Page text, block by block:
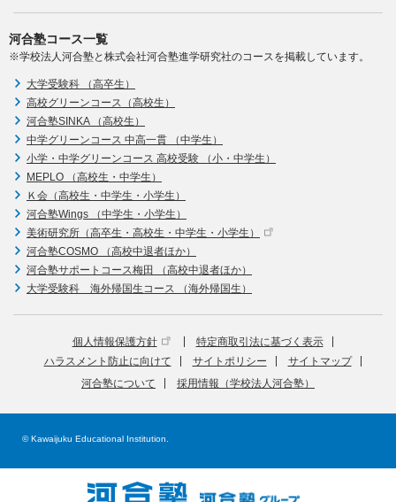
河合塾コース一覧
※学校法人河合塾と株式会社河合塾進学研究社のコースを掲載しています。
大学受験科 （高卒生）
高校グリーンコース（高校生）
河合塾SINKA （高校生）
中学グリーンコース 中高一貫 （中学生）
小学・中学グリーンコース 高校受験 （小・中学生）
MEPLO （高校生・中学生）
Ｋ会（高校生・中学生・小学生）
河合塾Wings （中学生・小学生）
美術研究所（高卒生・高校生・中学生・小学生）
河合塾COSMO （高校中退者ほか）
河合塾サポートコース梅田 （高校中退者ほか）
大学受験科 海外帰国生コース （海外帰国生）
個人情報保護方針
特定商取引法に基づく表示
ハラスメント防止に向けて
サイトポリシー
サイトマップ
河合塾について
採用情報（学校法人河合塾）
© Kawaijuku Educational Institution.